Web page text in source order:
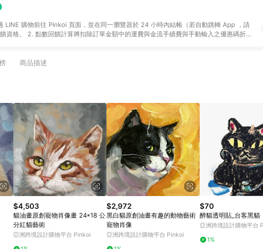
LINE 購物前往 Pinkoi 頁面，並在同一瀏覽器於 24 小時內結帳（若自動跳轉 App ，請
資格。 2. 點數回饋計算將扣除訂單金額中的運費與金流手續費與手動輸入之優惠碼折
請更新至Android v4.6.0 / iOS v4.1.5 以上才具贈點資格。 7. 點數將於出貨後 45 天
為準。 11. 若於 LINE 購物前往 Pinkoi 頁面後才首次下載 Pinkoi APP 並完成訂單，不
商品描述
$4,503
貓油畫原創寵物肖像畫 24*18 公
分紅貓藝術
亞洲跨境設計購物平台 Pinkoi
$2,972
黑白貓原創油畫有趣的動物藝術
寵物肖像
亞洲跨境設計購物平台 Pinkoi
$70
醉貓透明貼_台客黑貓
亞洲跨境設計購物平台
1%